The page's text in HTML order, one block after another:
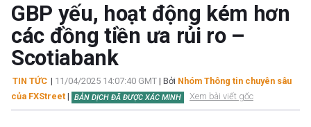
GBP yếu, hoạt động kém hơn
các đồng tiền ưa rủi ro –
Scotiabank
TIN TỨC | 11/04/2025 14:07:40 GMT | Bởi Nhóm Thông tin chuyên sâu
của FXStreet | BẢN DỊCH ĐÃ ĐƯỢC XÁC MINH Xem bài viết gốc